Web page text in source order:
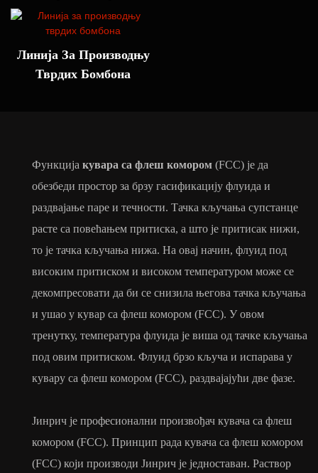
Линија За Производњу
Тврдих Бомбона
Функција кувара са флеш комором (FCC) је да
обезбеди простор за брзу гасификацију флуида и
раздвајање паре и течности. Тачка кључања супстанце
расте са повећањем притиска, а што је притисак нижи,
то је тачка кључања нижа. На овај начин, флуид под
високим притиском и високом температуром може се
декомпресовати да би се снизила његова тачка кључања
и ушао у кувар са флеш комором (FCC). У овом
тренутку, температура флуида је виша од тачке кључања
под овим притиском. Флуид брзо кључа и испарава у
кувару са флеш комором (FCC), раздвајајући две фазе.
Јинрич је професионални произвођач кувача са флеш
комором (FCC). Принцип рада кувача са флеш комором
(FCC) који производи Јинрич је једноставан. Раствор